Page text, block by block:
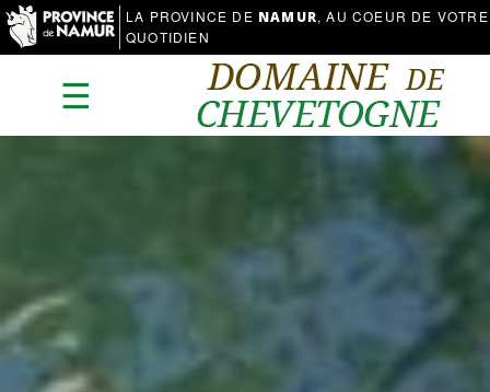
LA PROVINCE DE NAMUR, AU COEUR DE VOTRE
QUOTIDIEN
☰